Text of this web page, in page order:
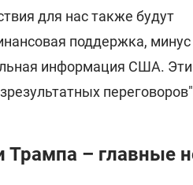
для нас также будут
поддержка, минус
информация США. Эти
Трампа – главные